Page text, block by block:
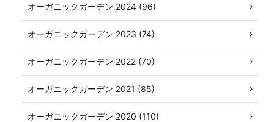
オーガニックガーデン 2024 (96)
オーガニックガーデン 2023 (74)
オーガニックガーデン 2022 (70)
オーガニックガーデン 2021 (85)
オーガニックガーデン 2020 (110)